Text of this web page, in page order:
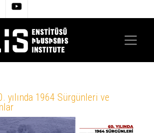
yılında 1964 Sürgünleri ve